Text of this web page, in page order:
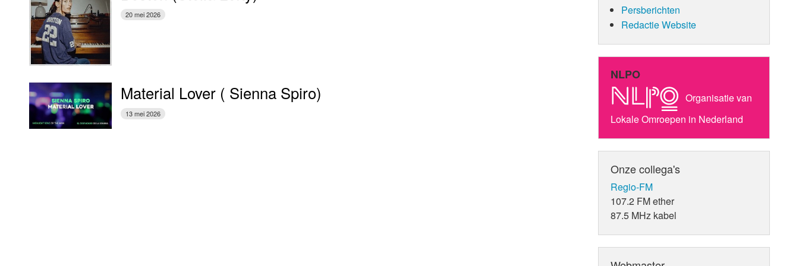
20 mei 2026
Material Lover ( Sienna Spiro)
13 mei 2026
Persberichten
Redactie Website
NLPO
Organisatie van
Lokale Omroepen in Nederland
Onze collega's
Regio-FM
107.2 FM ether
87.5 MHz kabel